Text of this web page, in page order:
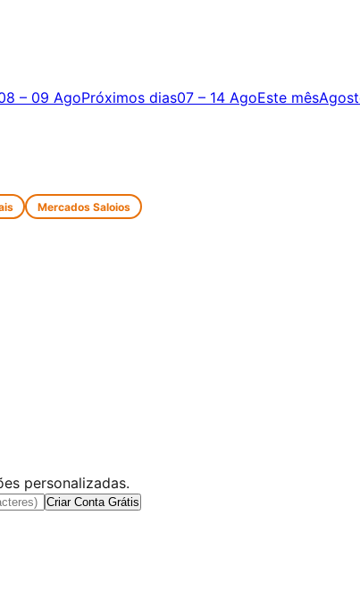
– 09 AgoPróximos dias07 – 14 AgoEste mês
Mercados Saloios
personalizadas.
Criar Conta Grátis